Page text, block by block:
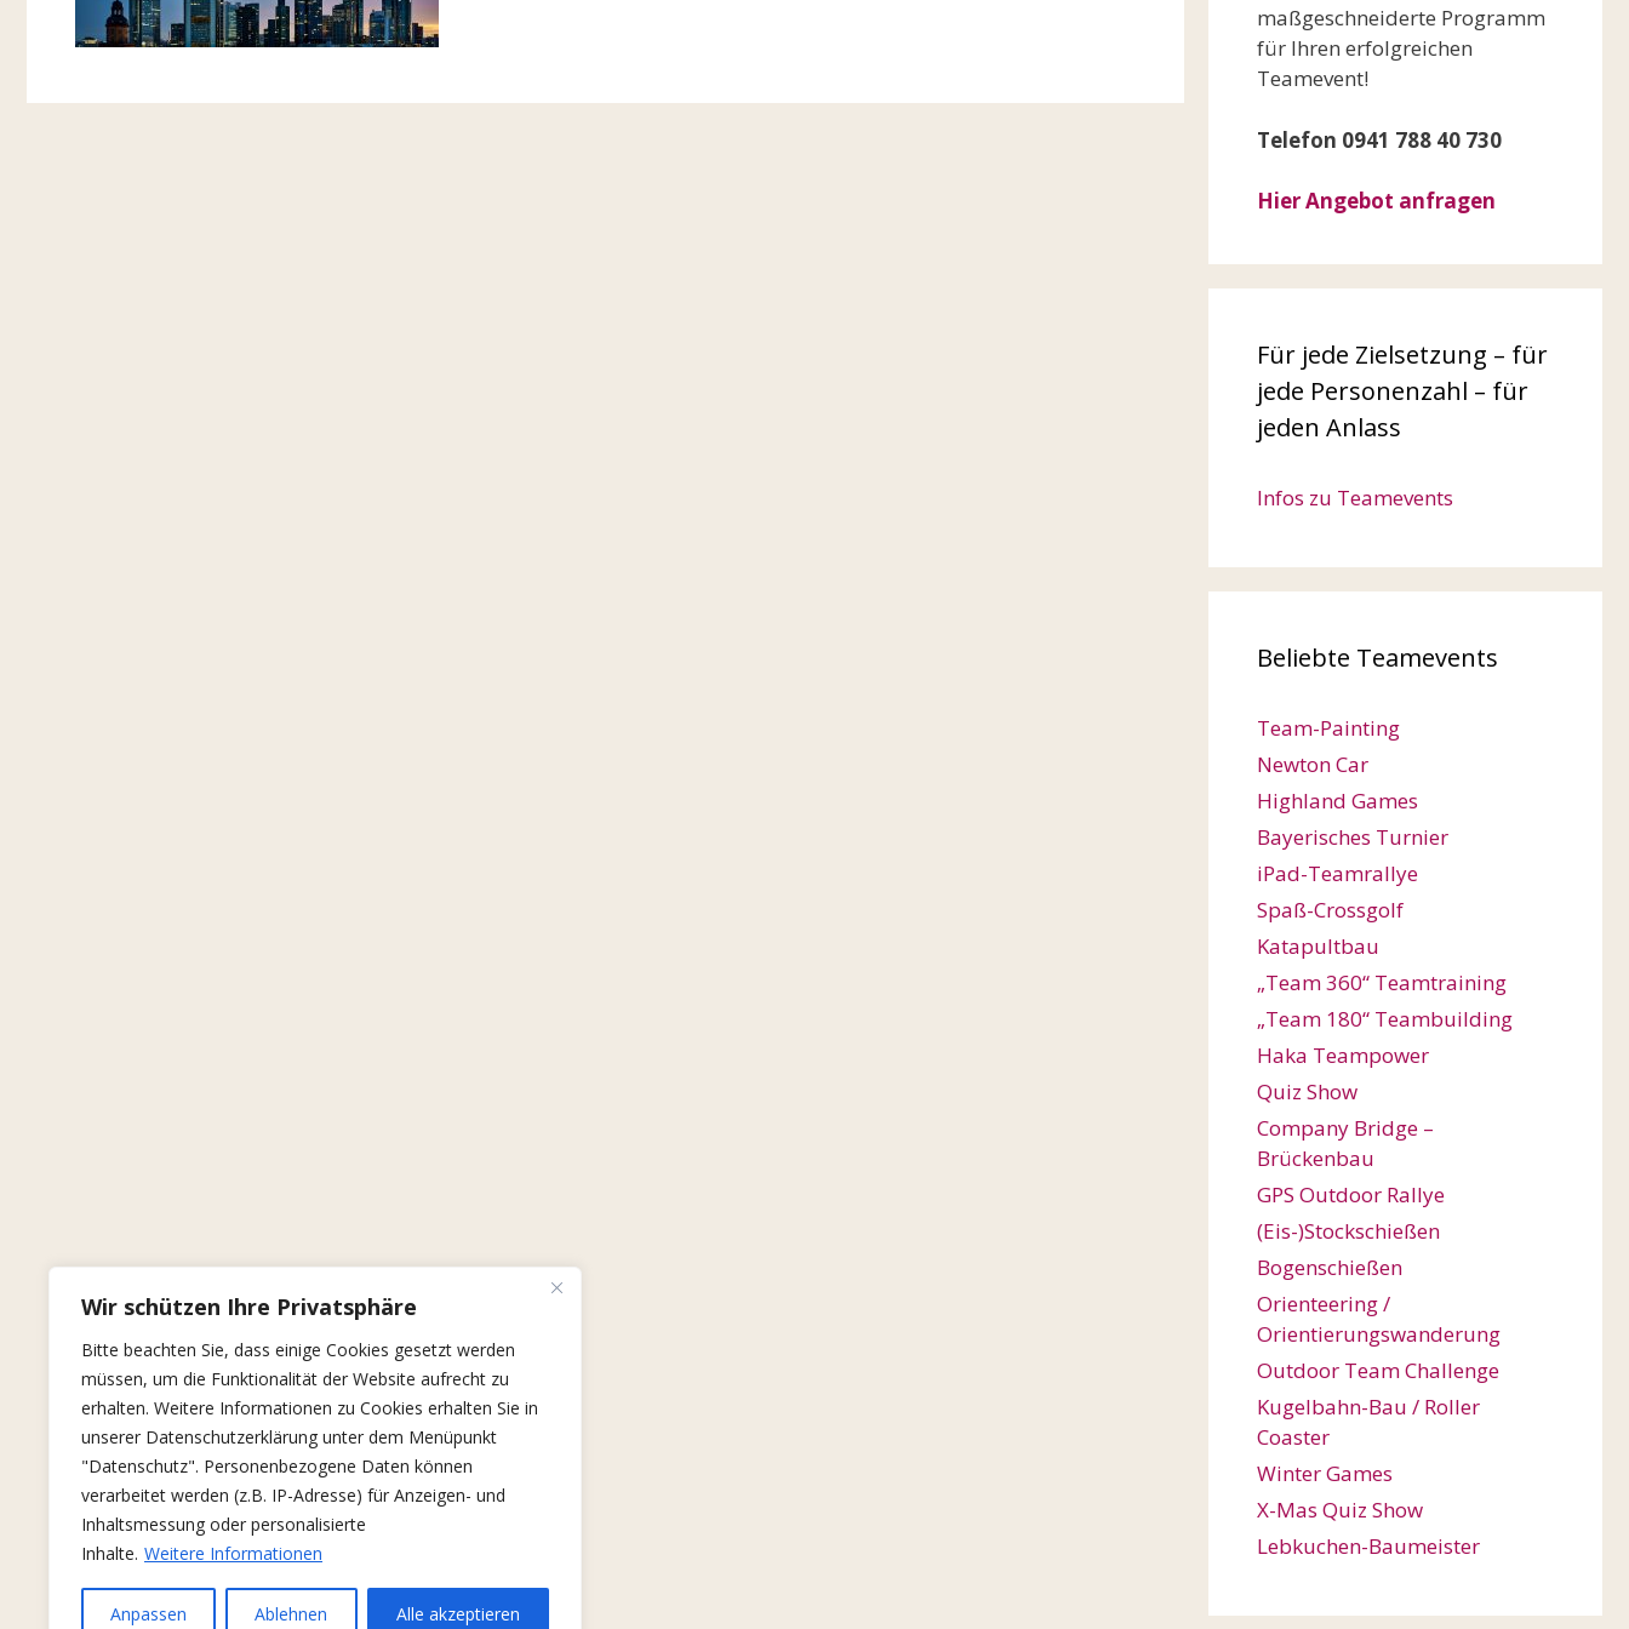
Wir schützen Ihre Privatsphäre
Bitte beachten Sie, dass einige Cookies gesetzt werden
müssen, um die Funktionalität der Website aufrecht zu
erhalten. Weitere Informationen zu Cookies erhalten Sie in
unserer Datenschutzerklärung unter dem Menüpunkt
"Datenschutz". Personenbezogene Daten können
verarbeitet werden (z.B. IP-Adresse) für Anzeigen- und
Inhaltsmessung oder personalisierte
Inhalte. Weitere Informationen
Anpassen Ablehnen Alle akzeptieren
maßgeschneiderte Programm
für Ihren erfolgreichen
Teamevent!
Telefon 0941 788 40 730
Hier Angebot anfragen
Für jede Zielsetzung – für
jede Personenzahl – für
jeden Anlass
Infos zu Teamevents
Beliebte Teamevents
Team-Painting
Newton Car
Highland Games
Bayerisches Turnier
iPad-Teamrallye
Spaß-Crossgolf
Katapultbau
„Team 360“ Teamtraining
„Team 180“ Teambuilding
Haka Teampower
Quiz Show
Company Bridge –
Brückenbau
GPS Outdoor Rallye
(Eis-)Stockschießen
Bogenschießen
Orienteering /
Orientierungswanderung
Outdoor Team Challenge
Kugelbahn-Bau / Roller
Coaster
Winter Games
X-Mas Quiz Show
Lebkuchen-Baumeister